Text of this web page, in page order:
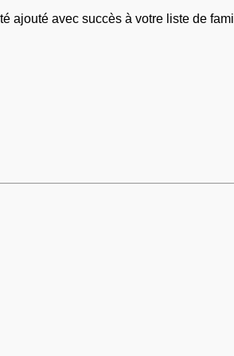
ajouté avec succès à votre liste de